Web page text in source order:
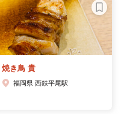
焼き鳥 貴
福岡県 西鉄平尾駅